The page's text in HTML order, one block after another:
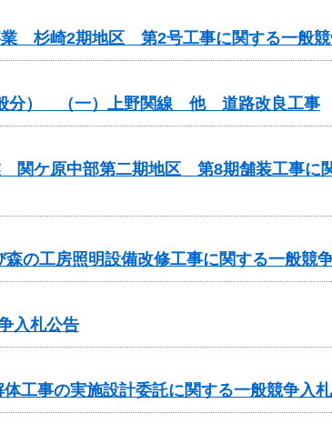
杉崎2期地区 第2号工事に関する一般
般分） （一）上野関線 他 道路改良工事
関ケ原中部第二期地区 第8期舗装工事に
の工房照明設備改修工事に関する一般競
入札公告
工事の実施設計委託に関する一般競争入